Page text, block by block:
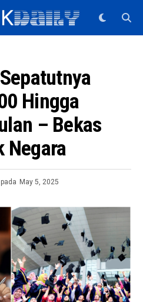
Hingga
– Bekas
Negara
May 5, 2025